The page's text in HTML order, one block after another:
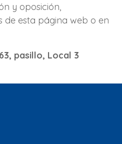
y oposición,
de esta página web o en
pasillo, Local 3